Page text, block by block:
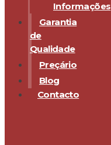
Informações
Garantia
de
Qualidade
Preçário
Blog
Contacto